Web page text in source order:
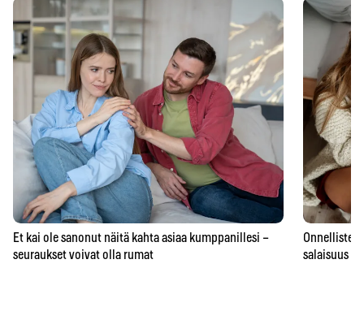
Et kai ole sanonut näitä kahta asiaa kumppanillesi –
seuraukset voivat olla rumat
Onnellisten
salaisuus –